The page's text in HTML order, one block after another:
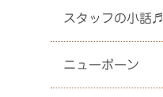
スタッフの小話♬
ニューボーン